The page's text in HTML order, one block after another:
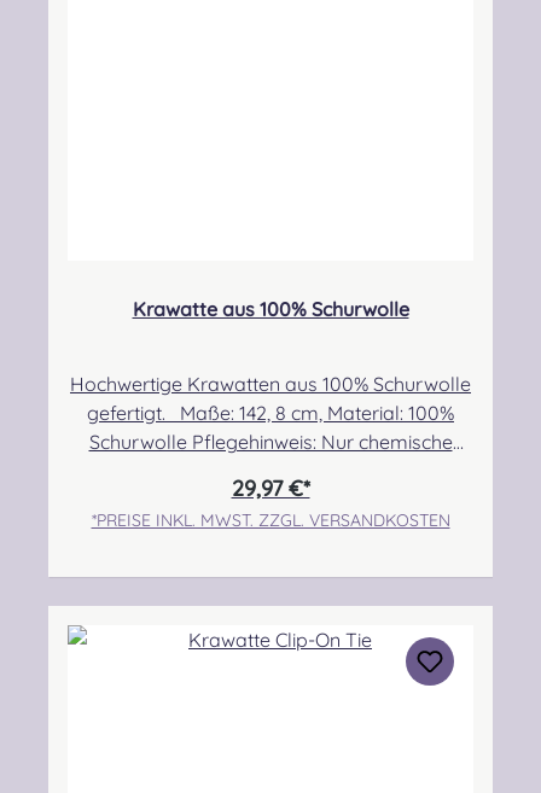
Krawatte aus 100% Schurwolle
Hochwertige Krawatten aus 100% Schurwolle
gefertigt. Maße: 142, 8 cm, Material: 100%
Schurwolle Pflegehinweis: Nur chemische
Hersteller: Lochcarron of Scotland, Waverley
Mill, Rogers Road, Selkirk, TD7 5DX, Scotland
27, 32425 Minden Kontakt:
kontakt@easypipinganddrumming.com
29,97 €*
*PREISE INKL. MWST. ZZGL. VERSANDKOSTEN